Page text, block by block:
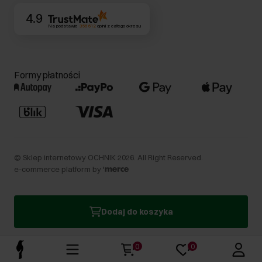
Dodaj do koszyka
4.9
Na podstawie 356 612opinii z całego okresu
Formy płatności
© Sklep internetowy OCHNIK 2026 . All Right Reserved.
e-commerce platform by
0 0